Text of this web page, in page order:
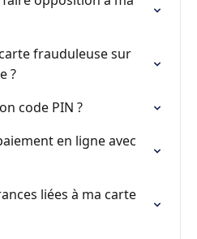
frauduleuse sur
?
code PIN ?
en ligne avec
liées à ma carte